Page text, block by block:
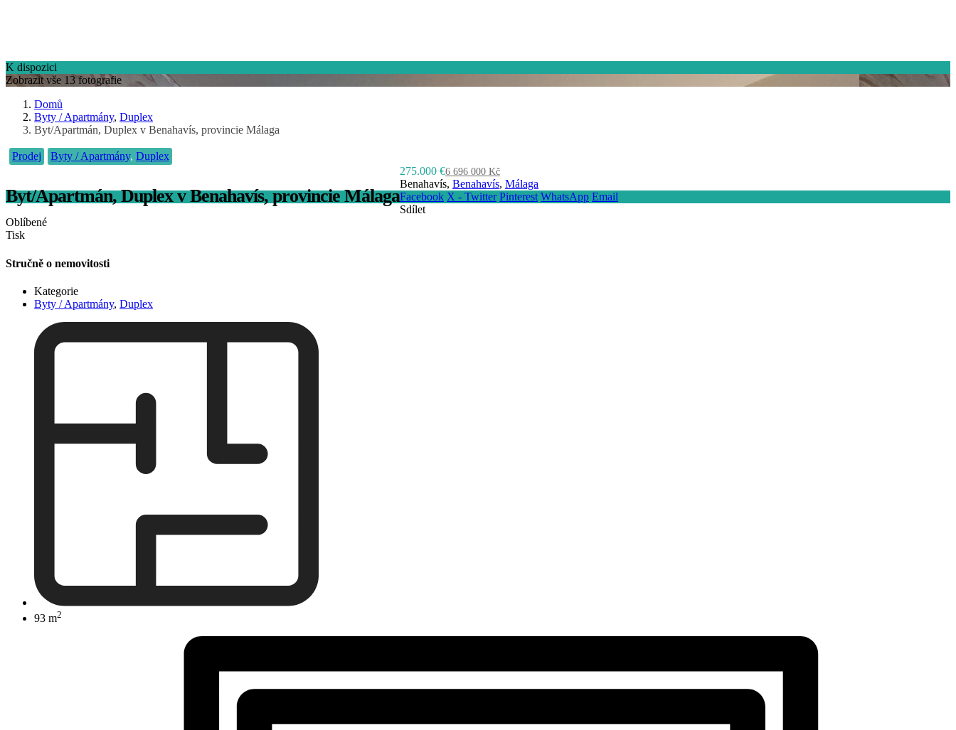
K dispozici
Zobrazit vše 13 fotografie
Domů
Byty / Apartmány,Duplex
Byt/Apartmán, Duplex v Benahavís, provincie Málaga
Prodej Byty / Apartmány,Duplex
Byt/Apartmán, Duplex v Benahavís, provincie Málaga
275.000 €6 696 000 Kč
Benahavís,Benahavís,Málaga
Facebook X - Twitter Pinterest WhatsApp Email
Sdílet
Oblíbené
Tisk
Stručně o nemovitosti
Kategorie
Byty / Apartmány,Duplex
93 m2